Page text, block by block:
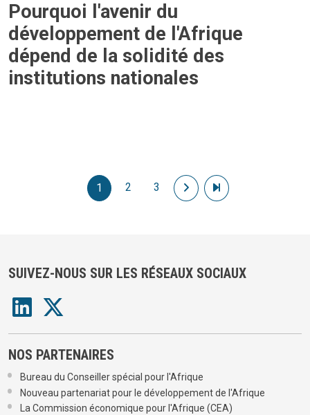
Pourquoi l'avenir du
développement de l'Afrique
dépend de la solidité des
institutions nationales
1 2 3 Page suivanteDernière page
SUIVEZ-NOUS SUR LES RÉSEAUX SOCIAUX
NOS PARTENAIRES
Bureau du Conseiller spécial pour l'Afrique
Nouveau partenariat pour le développement de l'Afrique
La Commission économique pour l'Afrique (CEA)